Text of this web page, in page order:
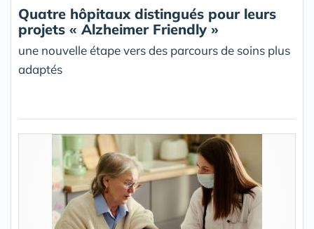
Quatre hôpitaux distingués pour leurs
projets « Alzheimer Friendly »
une nouvelle étape vers des parcours de soins plus
adaptés